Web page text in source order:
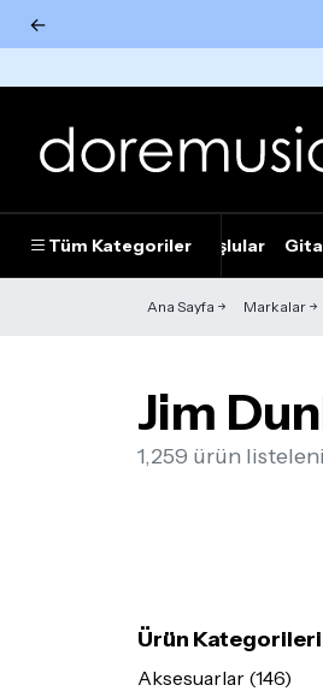
←
Tüm Kategoriler
Piyanolar Tuşlular
Ana Sayfa Markalar
Jim
1,259 ürün
Ürün Kategorileri
Aksesuarlar (146)
Tümünü Gör